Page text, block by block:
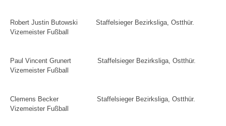
Robert Justin Butowski
Staffelsieger Bezirksliga, Ostthür.
Vizemeister Fußball
Paul Vincent Grunert
Staffelsieger Bezirksliga, Ostthür.
Vizemeister Fußball
Clemens Becker
Staffelsieger Bezirksliga, Ostthür.
Vizemeister Fußball